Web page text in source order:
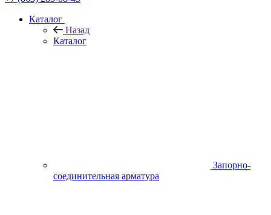
Каталог
Назад
Каталог
Запорно-
соединительная арматура